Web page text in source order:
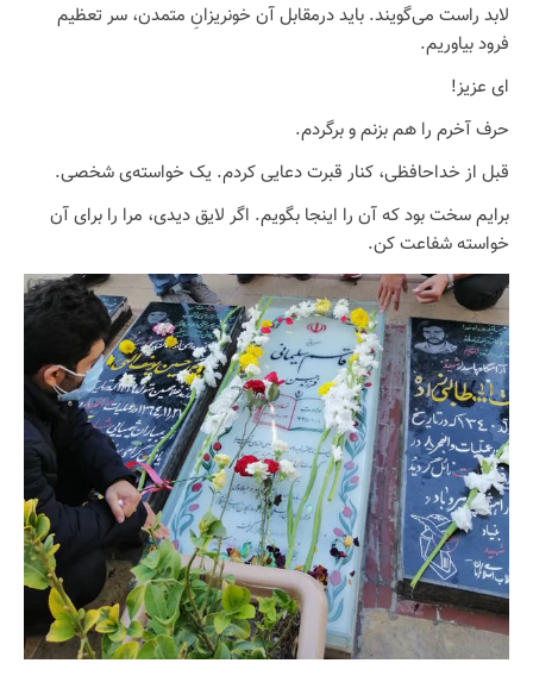
لابد راست می‌گویند. باید درمقابل آن خونریزانِ متمدن، سر تعظیم
فرود بیاوریم.
ای عزیز!
حرف آخرم را هم بزنم و برگردم.
قبل از خداحافظی، کنار قبرت دعایی کردم. یک خواسته‌ی شخصی.
برایم سخت بود که آن را اینجا بگویم. اگر لایق دیدی، مرا را برای آن
خواسته شفاعت کن.